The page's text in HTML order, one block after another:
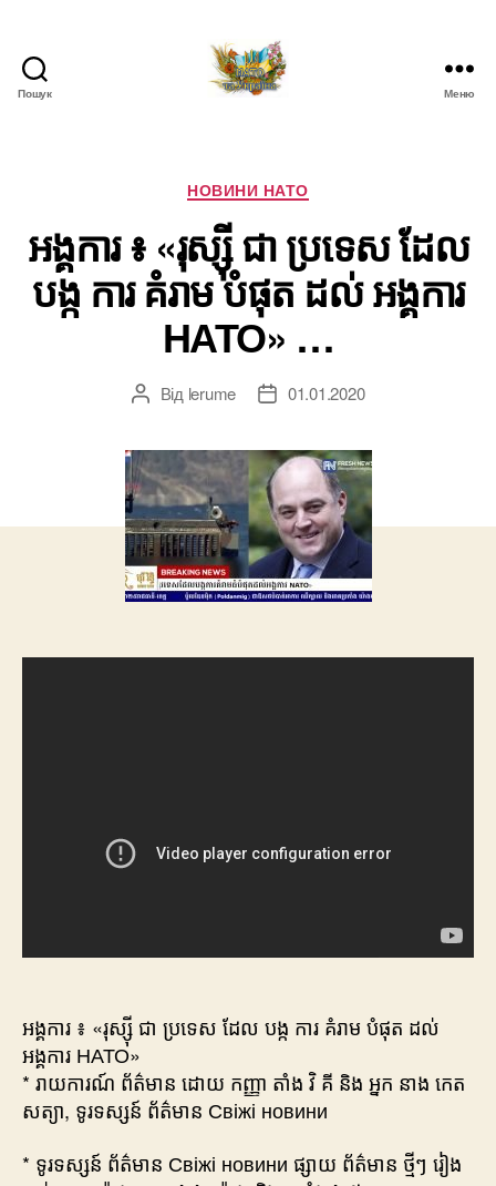
Пошук
Новини
про
НАТО
в
Україні
Меню
Категорії
НОВИНИ НАТО
អង្គការ ៖ «រុស្ស៊ី ជា ប្រទេស ដែល
បង្ក ការ គំរាម បំផុត ដល់ អង្គការ
НАТО» …
Автор
Від lerume
Дата01.01.2020
អង្គការ ៖ «រុស្ស៊ី ជា ប្រទេស ដែល បង្ក ការ គំរាម បំផុត ដល់
អង្គការ НАТО»
* រាយការណ៍ ព័ត៌មាន ដោយ កញ្ញា តាំង វិ គី និង អ្នក នាង កេត
សត្យា, ទូរទស្សន៍ ព័ត៌មាន Свіжі новини
* ទូរទស្សន៍ ព័ត៌មាន Свіжі новини ផ្សាយ ព័ត៌មាន ថ្មីៗ រៀង